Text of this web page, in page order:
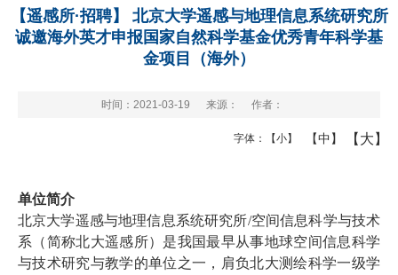
【遥感所·招聘】 北京大学遥感与地理信息系统研究所
诚邀海外英才申报国家自然科学基金优秀青年科学基
金项目（海外）
时间：2021-03-19 来源： 作者：
字体： 【小】 【中】 【大】
单位简介
北京大学遥感与地理信息系统研究所/空间信息科学与技术
系（简称北大遥感所）是我国最早从事地球空间信息科学
与技术研究与教学的单位之一，肩负北大测绘科学一级学